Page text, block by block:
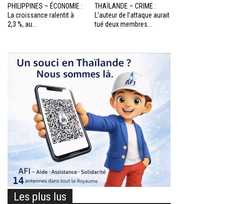
PHILIPPINES – ÉCONOMIE :
La croissance ralentit à
2,3 %, au...
THAÏLANDE – CRIME :
L’auteur de l’attaque aurait
tué deux membres...
Les plus lus